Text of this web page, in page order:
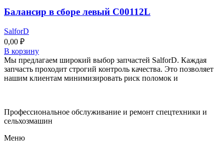
Балансир в сборе левый C00112L
SalforD
0,00 ₽
В корзину
Мы предлагаем широкий выбор запчастей SalforD. Каждая
запчасть проходит строгий контроль качества. Это позволяет
нашим клиентам минимизировать риск поломок и
Профессиональное обслуживание и ремонт спецтехники и
сельхозмашин
Меню